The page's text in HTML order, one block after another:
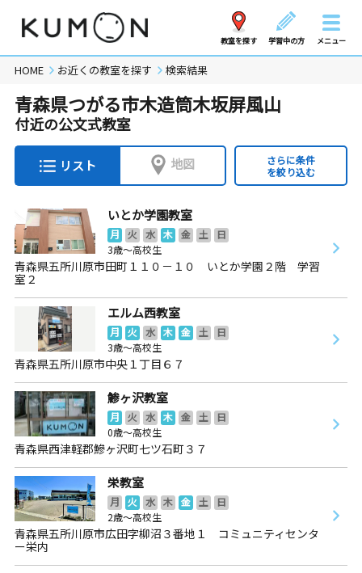
教室を探す 学習中の方 メニュー
HOME お近くの教室を探す 検索結果
青森県つがる市木造筒木坂屏風山
付近の公文式教室
リスト 地図
さらに条件
を絞り込む
いとか学園教室
月 火 水 木 金 土
日
3歳～高校生
青森県五所川原市田町１１０－１０ いとか学園２階 学習
室２
エルム西教室
月 火 水 木 金 土
日
3歳～高校生
青森県五所川原市中央１丁目６７
鯵ヶ沢教室
月 火 水 木 金 土
日
0歳～高校生
青森県西津軽郡鰺ヶ沢町七ツ石町３７
栄教室
月 火 水 木 金 土
日
2歳～高校生
青森県五所川原市広田字柳沼３番地１ コミュニティセンタ
ー栄内